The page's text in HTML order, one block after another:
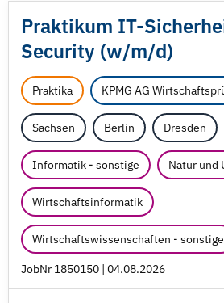
Praktikum IT-
Security (w/m/d)
Praktika KPMG AG
Sachsen Berlin Dresden
Informatik - sonstige Natur und
Wirtschaftsinformatik
Wirtschaftswissenschaften - sonstige
JobNr 1850150 | 04.08.2026